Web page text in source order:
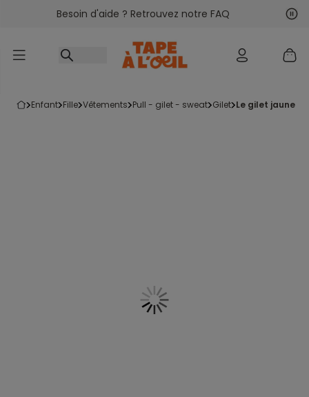
Accéder au contenu
Besoin d'aide ? Retrouvez notre FAQ
enfant fille vêtements pull - gilet - sweat gilet le gilet jaune